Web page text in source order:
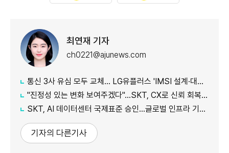
최연재 기자
ch0221@ajunews.com
통신 3사 유심 모두 교체… LG유플러스 'IMSI 설계·대응 시점' 놓고 갑론을박
"진정성 있는 변화 보여주겠다"…SKT, CX로 신뢰 회복 나선다
SKT, AI 데이터센터 국제표준 승인…글로벌 인프라 기준 제시
기자의 다른기사